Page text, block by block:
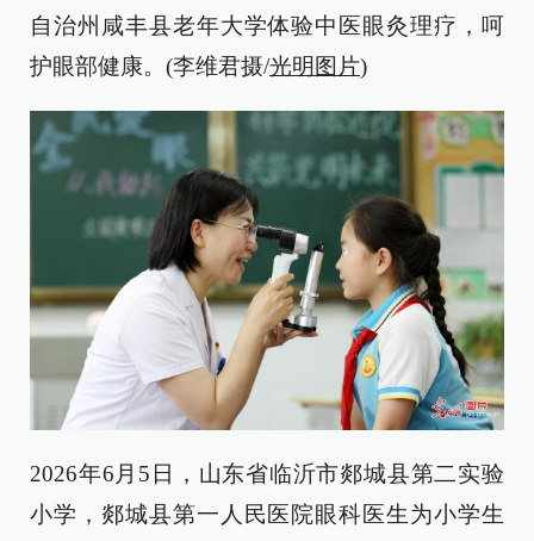
自治州咸丰县老年大学体验中医眼灸理疗，呵
护眼部健康。(李维君摄/光明图片)
2026年6月5日，山东省临沂市郯城县第二实验
小学，郯城县第一人民医院眼科医生为小学生